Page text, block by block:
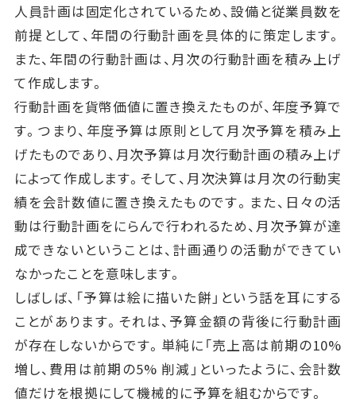
人員計画は固定化されているため、設備と従業員数を
前提として、年間の行動計画を具体的に策定します。
また、年間の行動計画は、月次の行動計画を積み上げ
て作成します。
行動計画を貨幣価値に置き換えたものが、年度予算で
す。つまり、年度予算は原則として月次予算を積み上
げたものであり、月次予算は月次行動計画の積み上げ
によって作成します。そして、月次決算は月次の行動実
績を会計数値に置き換えたものです。また、日々の活
動は行動計画をにらんで行われるため、月次予算が達
成できないということは、計画通りの活動ができてい
なかったことを意味します。
しばしば、「予算は絵に描いた餅」という話を耳にする
ことがあります。それは、予算金額の背後に行動計画
が存在しないからです。単純に「売上高は前期の10%
増し、費用は前期の5% 削減」といったように、会計数
値だけを根拠にして機械的に予算を組むからです。